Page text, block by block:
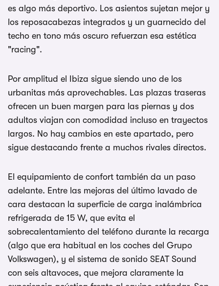
es algo más deportivo. Los asientos sujetan mejor y
los reposacabezas integrados y un guarnecido del
techo en tono más oscuro refuerzan esa estética
"racing".
Por amplitud el Ibiza sigue siendo uno de los
urbanitas más aprovechables. Las plazas traseras
ofrecen un buen margen para las piernas y dos
adultos viajan con comodidad incluso en trayectos
largos. No hay cambios en este apartado, pero
sigue destacando frente a muchos rivales directos.
El equipamiento de confort también da un paso
adelante. Entre las mejoras del último lavado de
cara destacan la superficie de carga inalámbrica
refrigerada de 15 W, que evita el
sobrecalentamiento del teléfono durante la recarga
(algo que era habitual en los coches del Grupo
Volkswagen), y el sistema de sonido SEAT Sound
con seis altavoces, que mejora claramente la